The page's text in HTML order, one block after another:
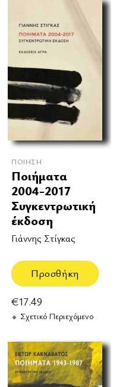
ΠΟΊΗΣΗ
Ποιήματα
2004-2017
Συγκεντρωτική
έκδοση
Γιάννης Στίγκας
Προσθήκη
€17.49
Σχετικό Περιεχόμενο